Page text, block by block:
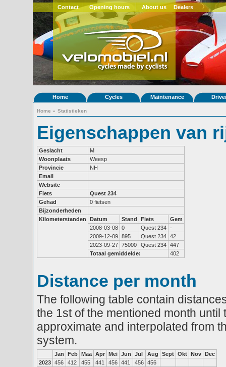
Contact Opening hours About us Dealers
Home Cycles Maintenance
Home » Statistieken
Eigenschappen van
Geslacht
M
Woonplaats
Weesp
Provincie
NH
Email
Website
Fiets
Quest 234
Gehad
0 fietsen
Bijzonderheden
Kilometerstanden
Datum Stand Fiets
Gem
2008-03-08 0 Quest 234 -
2009-12-09 895 Quest 234 42
2023-09-27 75000 Quest 234 447
Totaal gemiddelde:
402
Distance per month
The following table contain
the 1st of the mentioned month
approximate and interpolated from
system.
Jan Feb Maa Apr Mei Jun Jul Aug Sept Okt Nov Dec
2023 456 412 455 441 456 441 456 456